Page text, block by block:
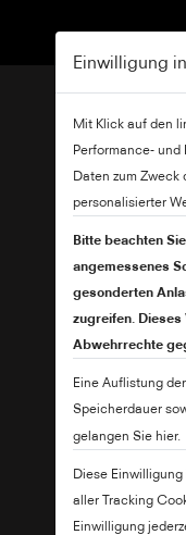
Einwilligung
Mit Klick auf den
Performance-
Daten zum Zweck
personalisierter
Bitte beachten
angemessenes
gesonderten
zugreifen.
Abwehrrechte
Eine Auflistung
Speicherdauer
gelangen Sie hier.
Diese
aller Tracking
Einwilligung